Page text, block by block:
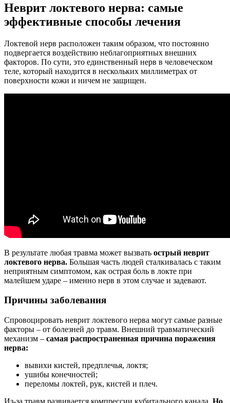
Неврит локтевого нерва: самые
эффективные способы лечения
Локтевой нерв расположен таким образом, что постоянно
подвергается воздействию неблагоприятных внешних
факторов. По сути, это единственный нерв в человеческом
теле, который находится в нескольких миллиметрах от
поверхности кожи и ничем не защищен.
В результате любая травма может вызвать острый неврит
локтевого нерва. Большая часть людей сталкивалась с таким
неприятным симптомом, как острая боль в локте при
малейшем ударе – именно нерв в этом случае и задевают.
Причины заболевания
Спровоцировать неврит локтевого нерва могут самые разные
факторы – от болезней до травм. Внешний травматический
механизм – самая распространенная причина поражения
нерва:
вывихи кистей, предплечья, локтя;
ушибы конечностей;
переломы локтей, рук, кистей и плеч.
Из-за травм развивается компрессии кубитального канала. Но